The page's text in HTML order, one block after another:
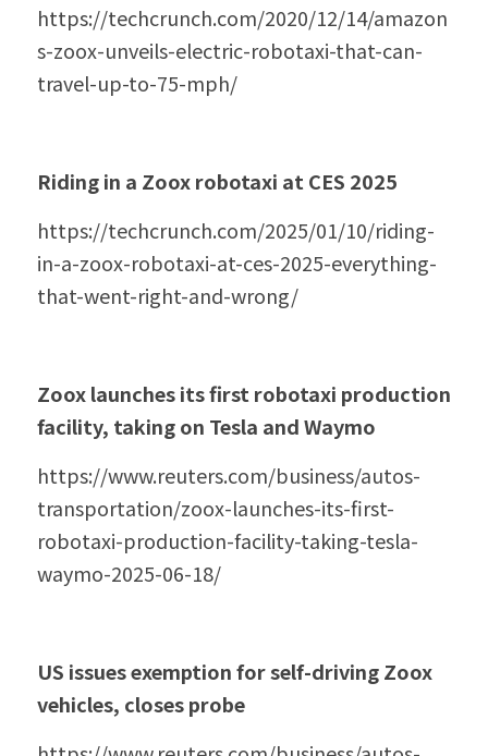
https://techcrunch.com/2020/12/14/amazon
s-zoox-unveils-electric-robotaxi-that-can-
travel-up-to-75-mph/
Riding in a Zoox robotaxi at CES 2025
https://techcrunch.com/2025/01/10/riding-
in-a-zoox-robotaxi-at-ces-2025-everything-
that-went-right-and-wrong/
Zoox launches its first robotaxi production
facility, taking on Tesla and Waymo
https://www.reuters.com/business/autos-
transportation/zoox-launches-its-first-
robotaxi-production-facility-taking-tesla-
waymo-2025-06-18/
US issues exemption for self-driving Zoox
vehicles, closes probe